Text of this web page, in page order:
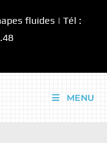
fluides | Tél :
MENU